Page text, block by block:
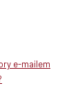
e-mailem